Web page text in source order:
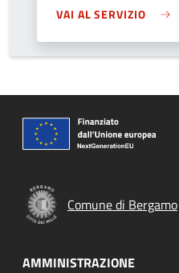
VAI AL SERVIZIO
Comune di Bergamo
AMMINISTRAZIONE